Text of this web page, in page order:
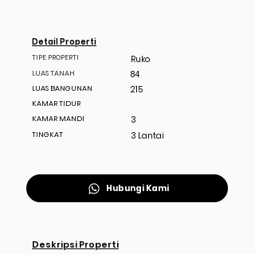
Detail Properti
TIPE PROPERTI
LUAS TANAH
LUAS BANGUNAN
KAMAR TIDUR
KAMAR MANDI
TINGKAT
Ruko
84
215
3
3 Lantai
Hubungi Kami
Deskripsi Properti